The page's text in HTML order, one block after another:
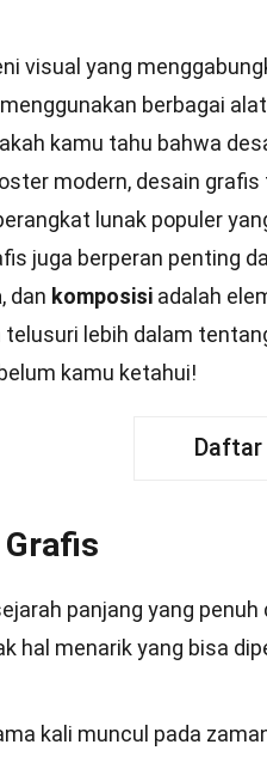
visual yang
menggunakan berbagai
kamu tahu bahwa
modern, desain
lunak populer
juga berperan penting
, dan komposisi adalah
telusuri lebih dalam
kamu ketahui!
Grafis
panjang yang
hal menarik yang bisa
kali muncul pada